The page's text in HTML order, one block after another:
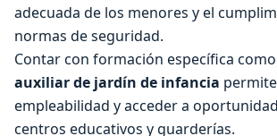
adecuada de los menores y el
normas de seguridad.
Contar con formación específica
auxiliar de jardín de infancia
empleabilidad y acceder a
centros educativos y guarderías.